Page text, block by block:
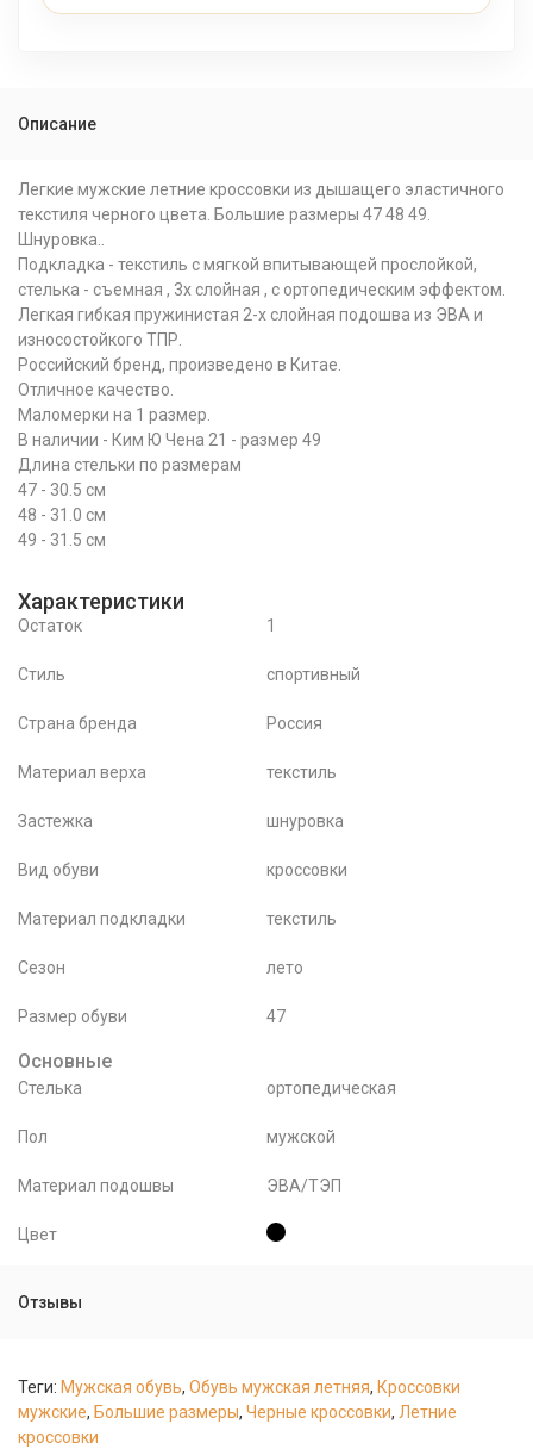
Описание
Легкие мужские летние кроссовки из дышащего эластичного
текстиля черного цвета. Большие размеры 47 48 49.
Шнуровка..
Подкладка - текстиль с мягкой впитывающей прослойкой,
стелька - съемная , 3х слойная , с ортопедическим эффектом.
Легкая гибкая пружинистая 2-х слойная подошва из ЭВА и
износостойкого ТПР.
Российский бренд, произведено в Китае.
Отличное качество.
Маломерки на 1 размер.
В наличии - Ким Ю Чена 21 - размер 49
Длина стельки по размерам
47 - 30.5 см
48 - 31.0 см
49 - 31.5 см
Характеристики
Остаток 1
Стиль спортивный
Страна бренда Россия
Материал верха текстиль
Застежка шнуровка
Вид обуви кроссовки
Материал подкладки текстиль
Сезон лето
Размер обуви 47
Основные
Стелька ортопедическая
Пол мужской
Материал подошвы ЭВА/ТЭП
Цвет
Отзывы
Теги: Мужская обувь, Обувь мужская летняя, Кроссовки
мужские, Большие размеры, Черные кроссовки, Летние
кроссовки